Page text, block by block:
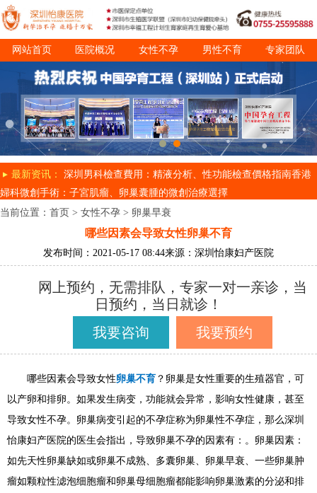
网站首页 医院概况 女性不孕 男性不育 专家团队
诊疗项目 就医指南
最新资讯： 深圳男科檢查費用：精液分析、性功能檢查價格指南香港
婦科微創手術：子宮肌瘤、卵巢囊腫的微創治療選擇
当前位置： 首页 > 女性不孕 > 卵巢早衰
哪些因素会导致女性卵巢不育
发布时间：2021-05-17 08:44来源：深圳怡康妇产医院
网上预约，无需排队，专家一对一亲诊，当
日预约，当日就诊！
我要咨询
我要预约
哪些因素会导致女性卵巢不育 ？卵巢是女性重要的生殖器官，可
以产卵和排卵。如果发生病变，功能就会异常，影响女性健康，甚至
导致女性不孕。卵巢病变引起的不孕症称为卵巢性不孕症，那么深圳
怡康妇产 医院的医生会指出，导致卵巢不孕的因素有：。卵巢因素：
如先天性卵巢缺如或卵巢不成熟、多囊卵巢、卵巢早衰、一些卵巢肿
瘤如颗粒性滤泡细胞瘤和卵巢母细胞瘤都能影响卵巢激素的分泌和排